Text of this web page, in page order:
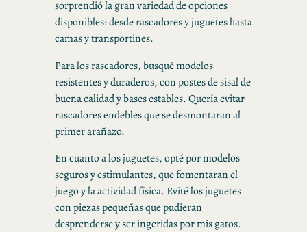
sorprendió la gran variedad de opciones
disponibles: desde rascadores y juguetes hasta
camas y transportines.
Para los rascadores, busqué modelos
resistentes y duraderos, con postes de sisal de
buena calidad y bases estables. Quería evitar
rascadores endebles que se desmontaran al
primer arañazo.
En cuanto a los juguetes, opté por modelos
seguros y estimulantes, que fomentaran el
juego y la actividad física. Evité los juguetes
con piezas pequeñas que pudieran
desprenderse y ser ingeridas por mis gatos.